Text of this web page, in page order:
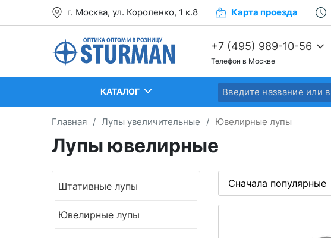
г. Москва, ул. Короленко, 1 к.8 Карта проезда
+7 (495) 989-10-56
+7 (499) 268-22-37
+7 (499) 268-04-14
Телефон в Москве
КАТАЛОГ
Главная / Лупы увеличительные / Ювелирные лупы
Лупы ювелирные
Штативные лупы
Ювелирные лупы